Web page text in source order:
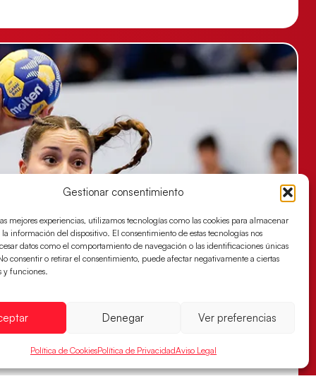
Gestionar consentimiento
mejores experiencias, utilizamos tecnologías como las cookies para almacenar
información del dispositivo. El consentimiento de estas tecnologías nos
datos como el comportamiento de navegación o las identificaciones únicas
consentir o retirar el consentimiento, puede afectar negativamente a ciertas
y funciones.
Denegar Ver preferencias
Política de CookiesPolítica de PrivacidadAviso Legal
sellan su billete para las semifinales
han remontado con parcial de 7:1 que les ha dado el pase